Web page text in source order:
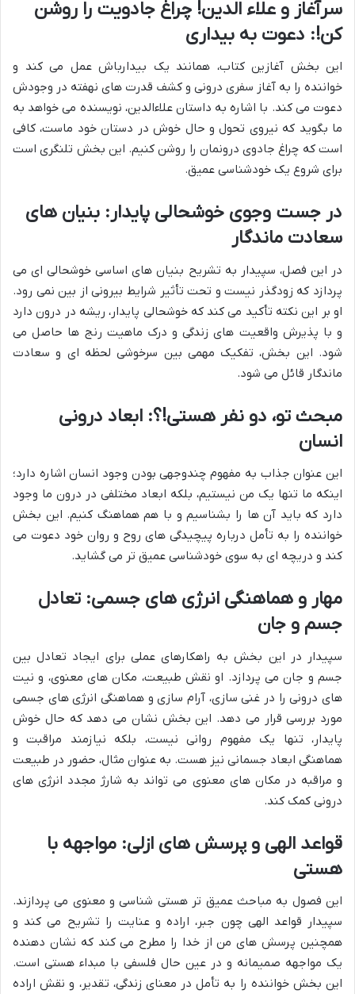
سرآغاز و علاء الدین! چراغ جادویت را روشن
کن!: دعوت به بیداری
این بخش آغازین کتاب، همانند یک بیدارباش عمل می کند و
خواننده را به آغاز سفری درونی و کشف قدرت های نهفته در وجودش
دعوت می کند. با اشاره به داستان علاءالدین، نویسنده می خواهد به
ما بگوید که نیروی تحول و حال خوش در دستان خود ماست، کافی
است که چراغ جادوی درونمان را روشن کنیم. این بخش تلنگری است
برای شروع یک خودشناسی عمیق.
در جست وجوی خوشحالی پایدار: بنیان های
سعادت ماندگار
در این فصل، سپیدار به تشریح بنیان های اساسی خوشحالی ای می
پردازد که زودگذر نیست و تحت تأثیر شرایط بیرونی از بین نمی رود.
او بر این نکته تأکید می کند که خوشحالی پایدار، ریشه در درون دارد
و با پذیرش واقعیت های زندگی و درک ماهیت رنج ها حاصل می
شود. این بخش، تفکیک مهمی بین سرخوشی لحظه ای و سعادت
ماندگار قائل می شود.
مبحث تو، دو نفر هستی!؟: ابعاد درونی
انسان
این عنوان جذاب به مفهوم چندوجهی بودن وجود انسان اشاره دارد؛
اینکه ما تنها یک من نیستیم، بلکه ابعاد مختلفی در درون ما وجود
دارد که باید آن ها را بشناسیم و با هم هماهنگ کنیم. این بخش
خواننده را به تأمل درباره پیچیدگی های روح و روان خود دعوت می
کند و دریچه ای به سوی خودشناسی عمیق تر می گشاید.
مهار و هماهنگی انرژی های جسمی: تعادل
جسم و جان
سپیدار در این بخش به راهکارهای عملی برای ایجاد تعادل بین
جسم و جان می پردازد. او نقش طبیعت، مکان های معنوی، و نیت
های درونی را در غنی سازی، آرام سازی و هماهنگی انرژی های جسمی
مورد بررسی قرار می دهد. این بخش نشان می دهد که حال خوش
پایدار، تنها یک مفهوم روانی نیست، بلکه نیازمند مراقبت و
هماهنگی ابعاد جسمانی نیز هست. به عنوان مثال، حضور در طبیعت
و مراقبه در مکان های معنوی می تواند به شارژ مجدد انرژی های
درونی کمک کند.
قواعد الهی و پرسش های ازلی: مواجهه با
هستی
این فصول به مباحث عمیق تر هستی شناسی و معنوی می پردازند.
سپیدار قواعد الهی چون جبر، اراده و عنایت را تشریح می کند و
همچنین پرسش های من از خدا را مطرح می کند که نشان دهنده
یک مواجهه صمیمانه و در عین حال فلسفی با مبداء هستی است.
این بخش خواننده را به تأمل در معنای زندگی، تقدیر، و نقش اراده